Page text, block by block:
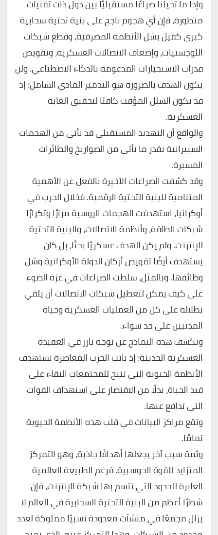
وإذا ما تخيلنا صراعًا مستقبليًا بين دول ذات تقنيات
متطورة، فإن أي هجوم ناجح على بنية تحتية سحابية
كبرى كفيل بشل الأنظمة المصرفية، وقطع شبكات
اللوجستيات، وإضعاف الاتصالات العسكرية، وتقويض
قدرات الاستخبارات المدعومة بالذكاء الاصطناعي. ولن
يكون الهدف بالضرورة هو التدمير المادي الشامل؛ إذ
قد يكون الشلل المؤقت كافيًا لتحقيق الغاية
العسكرية.
والواقع أن التهديد المستقبلي قد يأتي من الهجمات
السيبرانية بقدر ما يأتي من الصواريخ والطائرات
المسيرة.
وقد كشفت الصراعات الأخيرة بالفعل عن الأهمية
المتنامية للبنية التحتية الرقمية. فخلال الحرب في
أوكرانيا، استهدفت الهجمات الروسية مرارًا وتكرارًا
شبكات الطاقة، وأنظمة الاتصالات، والبنية التحتية
للإنترنت. ولم يكن الهدف عسكريًا بحتًا، بل كان
يستهدف أيضًا تقويض أركان الدولة الأوكرانية وشل
وظائفها. وبالمثل، سلطت الصراعات في غزة الضوء
على كيف يمكن لتعطيل شبكات الاتصالات أن يلقي
بظلاله على كل من العمليات العسكرية وحياة
المدنيين على حد سواء.
وتكشف هذه النماذج عن توجه بارز في العقيدة
العسكرية الحديثة؛ إذ باتت الحرب المعاصرة تستهدف
الأنظمة الحيوية التي تتيح للمجتمعات البقاء على
قيد الحياة، بدلًا من الاقتصار على استهداف القوات
التي تدافع عنها.
وتقع مراكز البيانات في قلب هذه الأنظمة الحيوية
تمامًا.
وثمة سبب آخر يجعلها أهدافًا جاذبة، وهو التمركز
المتزايد للقوة الحوسبية. فرغم الطبيعة العالمية
العابرة للحدود التي تتسم بها شبكة الإنترنت، فإن
شطرًا أعظم من البنية التحتية السحابية في العالم لا
يزال مجمعًا في منشآت معدودة نسبيًا مملوكة لعدد